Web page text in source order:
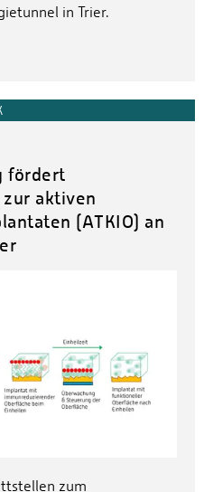
in Trier.
fördert
aktiven
(ATKIO) an
zum